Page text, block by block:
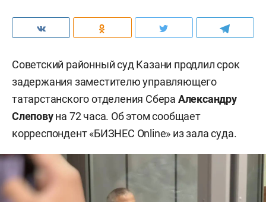
Советский районный суд Казани продлил срок
задержания заместителю управляющего
татарстанского отделения Сбера Александру
Слеповуна 72 часа. Об этом сообщает
корреспондент «БИЗНЕС Online» из зала суда.